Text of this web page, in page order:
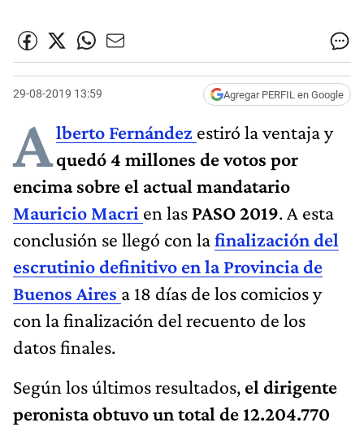
29-08-2019 13:59 Agregar PERFIL en Google
Alberto Fernández estiró la ventaja y
quedó 4 millones de votos por
encima sobre el actual mandatario
Mauricio Macri en las PASO 2019. A esta
conclusión se llegó con lafinalización del
escrutinio definitivo en la Provincia de
Buenos Aires a 18 días de los comicios y
con la finalización del recuento de los
datos finales.
Según los últimos resultados, el dirigente
peronista obtuvo un total de 12.204.770